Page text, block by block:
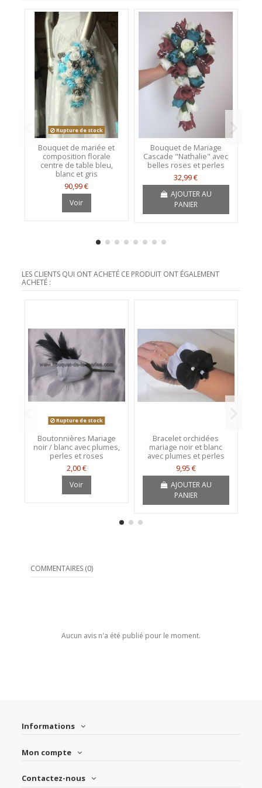
Rupture de stock
Bouquet de mariée et
composition florale
centre de table bleu,
blanc et gris
90,99 €
Voir
Bouquet de Mariage
Cascade "Nathalie" avec
belles roses et perles
32,99 €
AJOUTER AU
PANIER
LES CLIENTS QUI ONT ACHETÉ CE PRODUIT ONT ÉGALEMENT
ACHETÉ :
Rupture de stock
Boutonnières Mariage
noir / blanc avec plumes,
perles et roses
2,00 €
Voir
Bracelet orchidées
mariage noir et blanc
avec plumes et perles
9,95 €
AJOUTER AU
PANIER
COMMENTAIRES (0)
Aucun avis n'a été publié pour le moment.
Informations
Mon compte
Contactez-nous